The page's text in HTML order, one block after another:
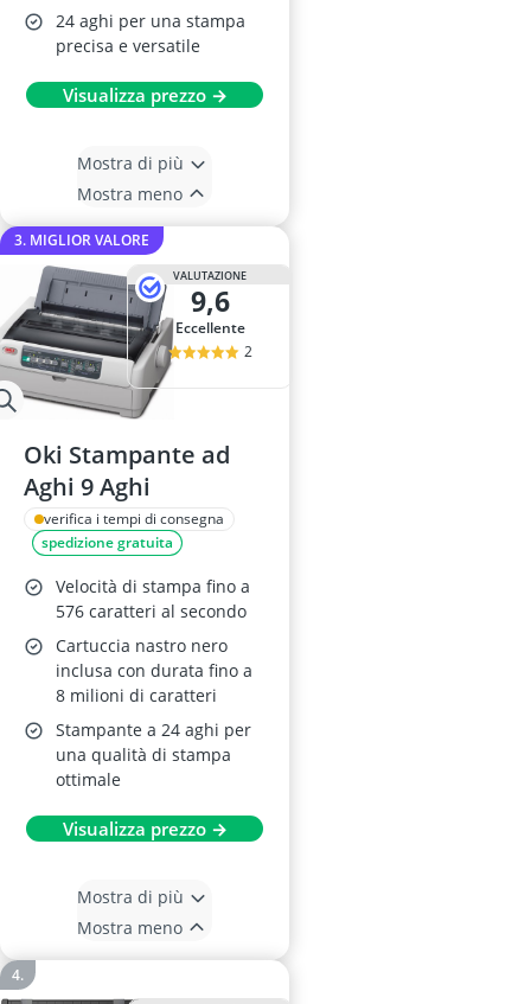
24 aghi per una stampa
precisa e versatile
Visualizza prezzo →
Mostra di più
Mostra meno
3. MIGLIOR VALORE
VALUTAZIONE
9,6
Eccellente
2
Oki Stampante ad
Aghi 9 Aghi
verifica i tempi di consegna
spedizione gratuita
Velocità di stampa fino a
576 caratteri al secondo
Cartuccia nastro nero
inclusa con durata fino a
8 milioni di caratteri
Stampante a 24 aghi per
una qualità di stampa
ottimale
Visualizza prezzo →
Mostra di più
Mostra meno